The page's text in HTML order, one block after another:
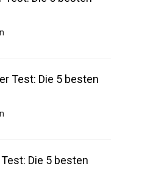
Test: Die 5 besten
Die 5 besten